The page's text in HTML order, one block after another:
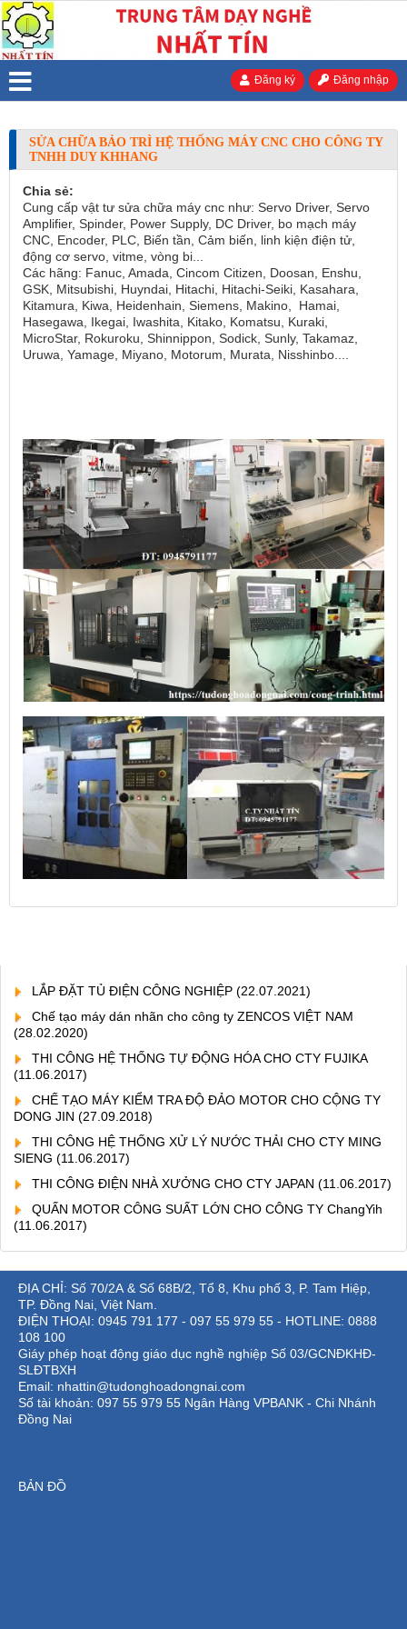
Đăng ký Đăng nhập
SỬA CHỮA BẢO TRÌ HỆ THỐNG MÁY CNC CHO CÔNG TY
TNHH DUY KHHANG
Chia sẻ:
Cung cấp vật tư sửa chữa máy cnc như: Servo Driver, Servo
Amplifier, Spinder, Power Supply, DC Driver, bo mạch máy
CNC, Encoder, PLC, Biến tần, Cảm biến, linh kiện điện tử,
động cơ servo, vitme, vòng bi...
Các hãng: Fanuc, Amada, Cincom Citizen, Doosan, Enshu,
GSK, Mitsubishi, Huyndai, Hitachi, Hitachi-Seiki, Kasahara,
Kitamura, Kiwa, Heidenhain, Siemens, Makino, Hamai,
Hasegawa, Ikegai, Iwashita, Kitako, Komatsu, Kuraki,
MicroStar, Rokuroku, Shinnippon, Sodick, Sunly, Takamaz,
Uruwa, Yamage, Miyano, Motorum, Murata, Nisshinbo....
LẮP ĐẶT TỦ ĐIỆN CÔNG NGHIỆP (22.07.2021)
Chế tạo máy dán nhãn cho công ty ZENCOS VIỆT NAM
(28.02.2020)
THI CÔNG HỆ THỐNG TỰ ĐỘNG HÓA CHO CTY FUJIKA
(11.06.2017)
CHẾ TẠO MÁY KIỂM TRA ĐỘ ĐẢO MOTOR CHO CỘNG TY
DONG JIN (27.09.2018)
THI CÔNG HỆ THỐNG XỬ LÝ NƯỚC THẢI CHO CTY MING
SIENG (11.06.2017)
THI CÔNG ĐIỆN NHÀ XƯỞNG CHO CTY JAPAN (11.06.2017)
QUẤN MOTOR CÔNG SUẤT LỚN CHO CÔNG TY ChangYih
(11.06.2017)
ĐỊA CHỈ: Số 70/2A & Số 68B/2, Tổ 8, Khu phố 3, P. Tam Hiệp,
TP. Đồng Nai, Việt Nam.
ĐIỆN THOẠI: 0945 791 177 - 097 55 979 55 - HOTLINE: 0888
108 100
Giáy phép hoạt động giáo dục nghề nghiệp Số 03/GCNĐKHĐ-
SLĐTBXH
Email: nhattin@tudonghoadongnai.com
Số tài khoản: 097 55 979 55 Ngân Hàng VPBANK - Chi Nhánh
Đồng Nai
BẢN ĐỒ